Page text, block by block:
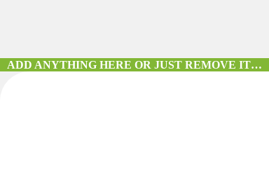
ADD ANYTHING HERE OR JUST REMOVE IT…